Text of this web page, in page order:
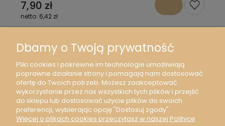
7,90 zł
6,42 zł
Dbamy o Twoją prywatność
Pliki cookies i pokrewne im technologie umożliwiają
poprawne działanie strony i pomagają nam dostosować
ofertę do Twoich potrzeb. Możesz zaakceptować
wykorzystanie przez nas wszystkich tych plików i przejść
do sklepu lub dostosować użycie plików do swoich
preferencji, wybierając opcję "Dostosuj zgody".
Więcej o plikach cookies przeczytasz w naszej Polityce